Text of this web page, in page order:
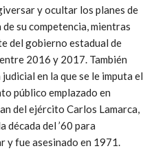
y ocultar los planes de
su competencia, mientras
del gobierno estadual de
2016 y 2017. También
en la que se le imputa el
público emplazado en
del ejército Carlos Lamarca,
década del ’60 para
fue asesinado en 1971.